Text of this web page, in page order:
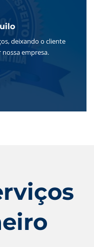
deixando o cliente
empresa.